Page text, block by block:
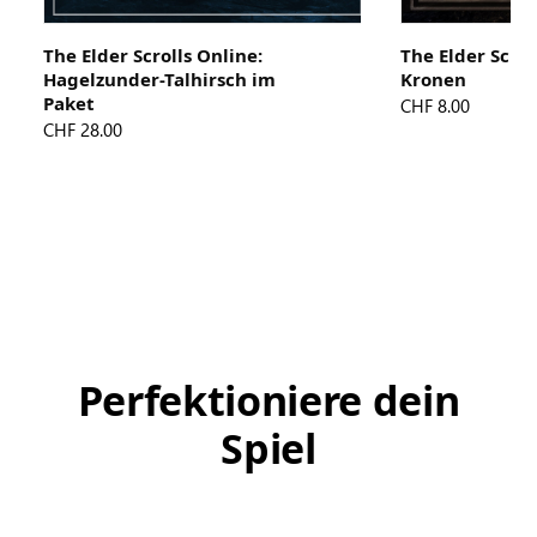
The Elder Scrolls Online:
Hagelzunder-Talhirsch im
Paket
CHF 28.00
The Elder
Kronen
CHF 8.00
Perfektioniere dein
Spiel